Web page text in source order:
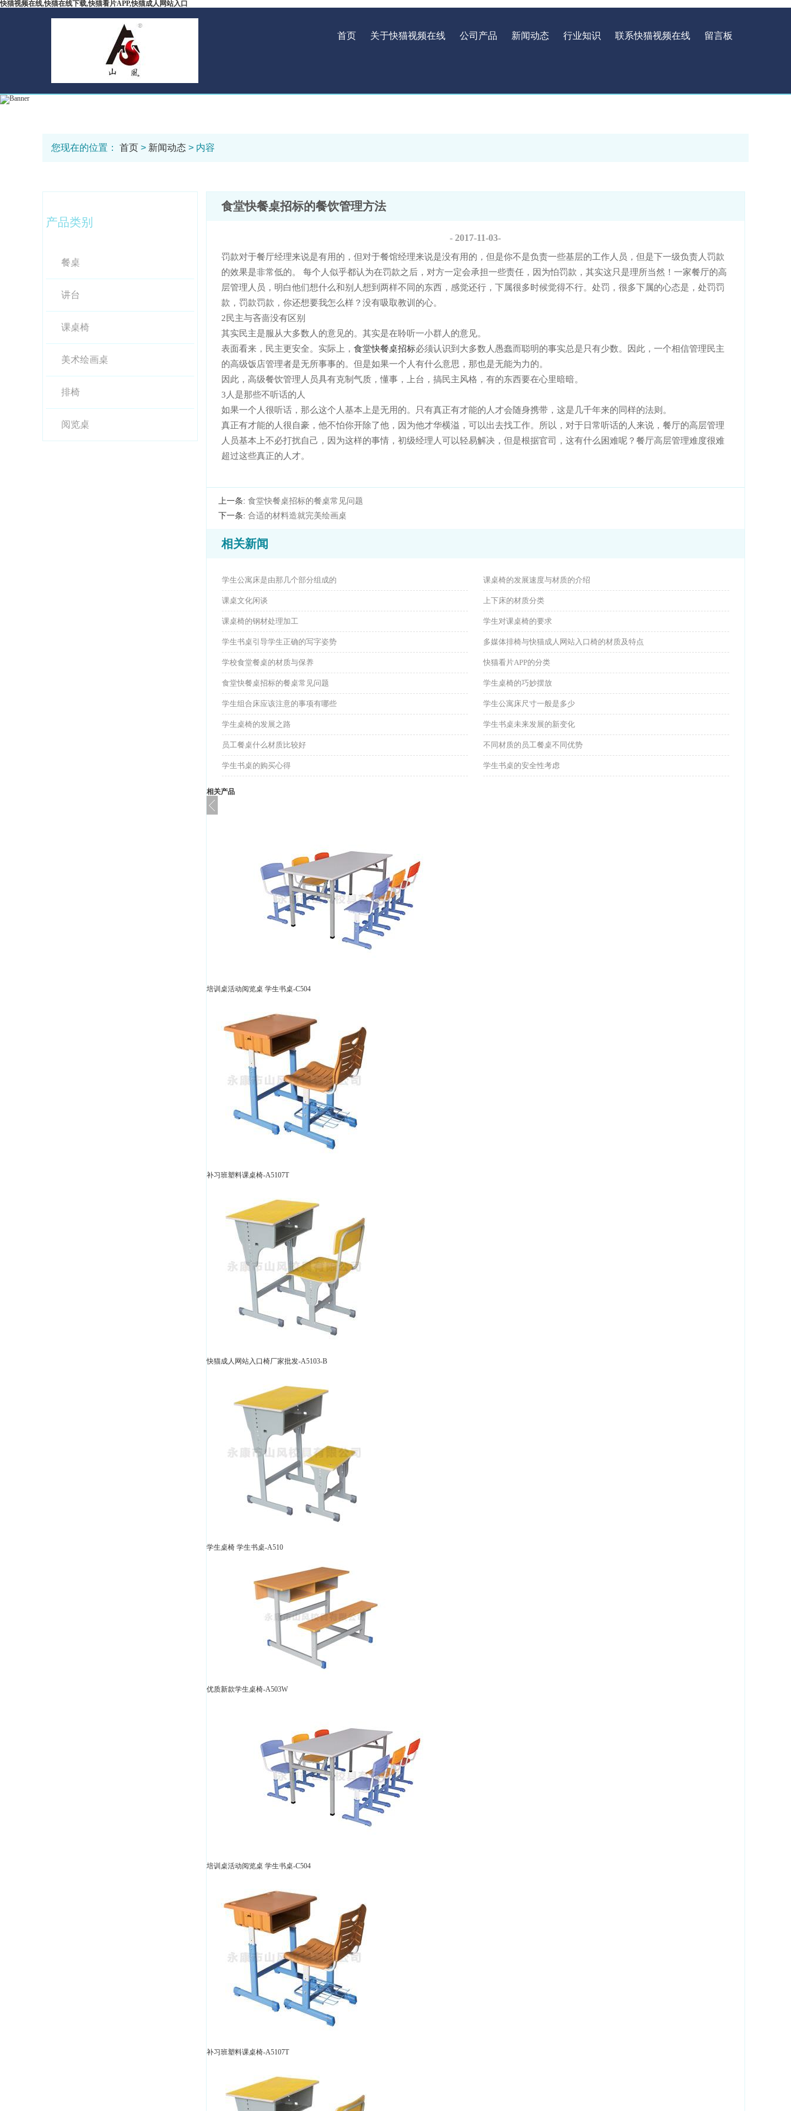
快猫视频在线,快猫在线下载,快猫看片APP,快猫成人网站入口
首页 关于快猫视频在线 公司产品 新闻动态 行业知识 联系快猫视频在线 留言板
您现在的位置： 首页 > 新闻动态 > 内容
产品类别
餐桌
讲台
课桌椅
美术绘画桌
排椅
阅览桌
食堂快餐桌招标的餐饮管理方法
- 2017-11-03-
罚款对于餐厅经理来说是有用的，但对于餐馆经理来说是没有用的，但是你不是负责一些基层的工作人员，但是下一级负责人罚款
的效果是非常低的。 每个人似乎都认为在罚款之后，对方一定会承担一些责任，因为怕罚款，其实这只是理所当然！一家餐厅的高
层管理人员，明白他们想什么和别人想到两样不同的东西，感觉还行，下属很多时候觉得不行。处罚，很多下属的心态是，处罚罚
款，罚款罚款，你还想要我怎么样？没有吸取教训的心。
2民主与吝啬没有区别
其实民主是服从大多数人的意见的。其实是在聆听一小群人的意见。
表面看来，民主更安全。实际上， 食堂快餐桌招标必须认识到大多数人愚蠢而聪明的事实总是只有少数。因此，一个相信管理民主
的高级饭店管理者是无所事事的。但是如果一个人有什么意思，那也是无能为力的。
因此，高级餐饮管理人员具有克制气质，懂事，上台，搞民主风格，有的东西要在心里暗暗。
3人是那些不听话的人
如果一个人很听话，那么这个人基本上是无用的。只有真正有才能的人才会随身携带，这是几千年来的同样的法则。
真正有才能的人很自豪，他不怕你开除了他，因为他才华横溢，可以出去找工作。所以，对于日常听话的人来说，餐厅的高层管理
人员基本上不必打扰自己，因为这样的事情，初级经理人可以轻易解决，但是根据官司，这有什么困难呢？餐厅高层管理难度很难
超过这些真正的人才。
上一条: 食堂快餐桌招标的餐桌常见问题
下一条: 合适的材料造就完美绘画桌
相关新闻
学生公寓床是由那几个部分组成的 课桌椅的发展速度与材质的介绍
课桌文化闲谈 上下床的材质分类
课桌椅的钢材处理加工 学生对课桌椅的要求
学生书桌引导学生正确的写字姿势 多媒体排椅与快猫成人网站入口椅的材质及特点
学校食堂餐桌的材质与保养 快猫看片APP的分类
食堂快餐桌招标的餐桌常见问题 学生桌椅的巧妙摆放
学生组合床应该注意的事项有哪些 学生公寓床尺寸一般是多少
学生桌椅的发展之路 学生书桌未来发展的新变化
员工餐桌什么材质比较好 不同材质的员工餐桌不同优势
学生书桌的购买心得 学生书桌的安全性考虑
相关产品
培训桌活动阅览桌 学生书桌-C504
补习班塑料课桌椅-A5107T
快猫成人网站入口椅厂家批发-A5103-B
学生桌椅 学生书桌-A510
优质新款学生桌椅-A503W
培训桌活动阅览桌 学生书桌-C504
补习班塑料课桌椅-A5107T